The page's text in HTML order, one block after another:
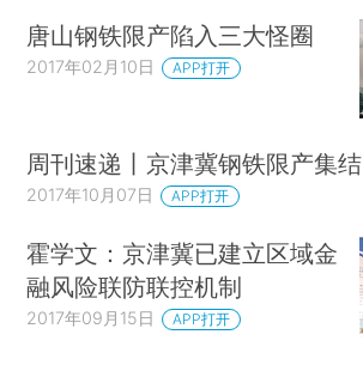
唐山钢铁限产陷入三大怪圈
2017年02月10日 APP打开
周刊速递丨京津冀钢铁限产集结
2017年10月07日 APP打开
霍学文：京津冀已建立区域金
融风险联防联控机制
2017年09月15日 APP打开